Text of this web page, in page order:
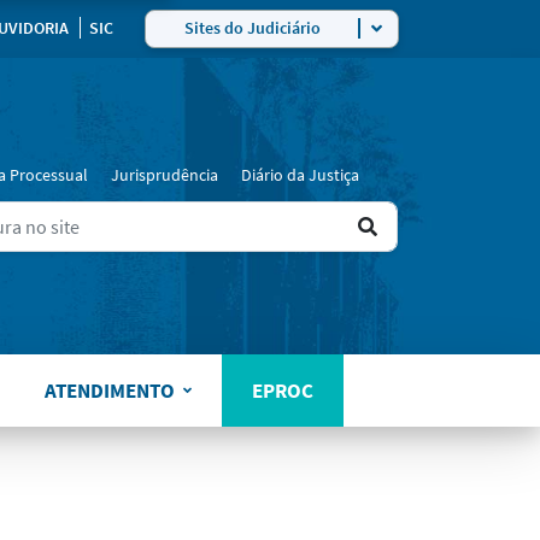
SIC Sites do Judiciário
Processual Jurisprudência Diário da Justiça
Ir
resultado
ATENDIMENTO EPROC